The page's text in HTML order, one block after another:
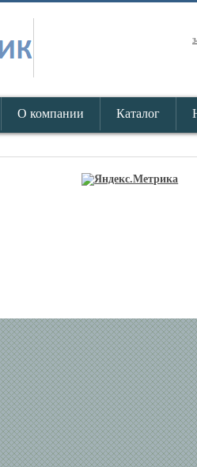
О компании Каталог